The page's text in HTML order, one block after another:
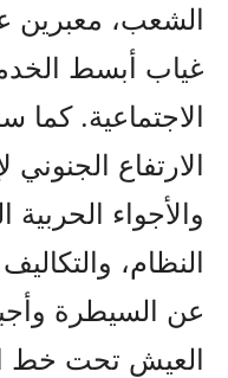
الشعب، معبرين
غياب أبسط
الاجتماعية. كما
الارتفاع الجنوني
والأجواء الحربية
النظام،
عن السيطرة
العيش تحت خط